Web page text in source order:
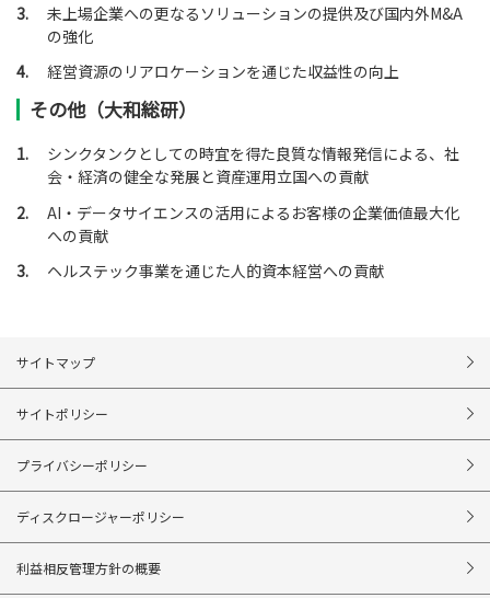
3.
未上場企業への更なるソリューションの提供及び国内外M&A
の強化
4.
経営資源のリアロケーションを通じた収益性の向上
その他（大和総研）
1.
シンクタンクとしての時宜を得た良質な情報発信による、社
会・経済の健全な発展と資産運用立国への貢献
2.
AI・データサイエンスの活用によるお客様の企業価値最大化
への貢献
3.
ヘルステック事業を通じた人的資本経営への貢献
サイトマップ
サイトポリシー
プライバシーポリシー
ディスクロージャーポリシー
利益相反管理方針の概要